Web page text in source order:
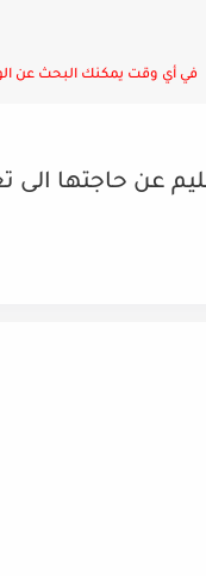
في أي وقت يمكنك البحث عن